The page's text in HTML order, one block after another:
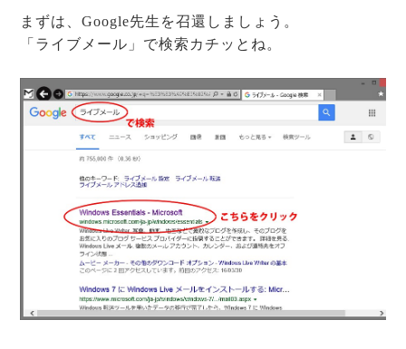
まずは、Google先生を召還しましょう。
「ライブメール」で検索カチッとね。